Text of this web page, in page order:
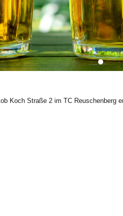
Koch Straße 2 im TC Reuschenberg